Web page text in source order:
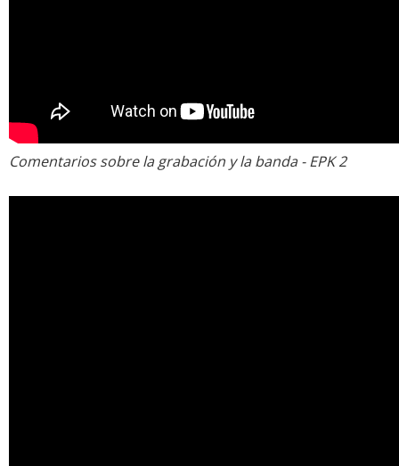
Comentarios sobre la grabación y la banda - EPK 2